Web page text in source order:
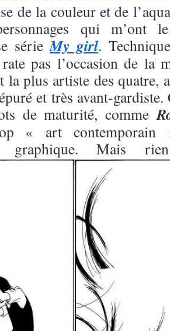
de la couleur et de
qui m’ont
sérieMy girl.
pas l’occasion de la
la plus artiste des quatre,
et très avant-
de maturité, comme
« art contemporain
graphique. Mais